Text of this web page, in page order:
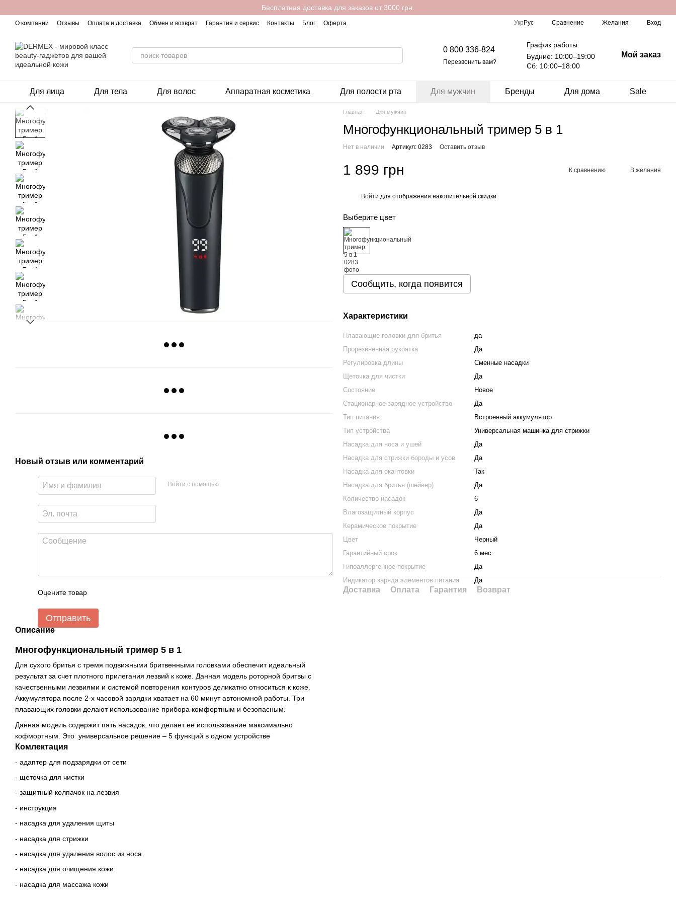
Бесплатная доставка для заказов от 3000 грн.
О компании Отзывы Оплата и доставка Обмен и возврат Гарантия и сервис Контакты Блог Оферта Укр Рус Сравнение Желания Вход
0 800 336-824
Перезвонить вам?
График работы:
Будние: 10:00–19:00
Сб: 10:00–18:00
Мой заказ
Для лица Для тела Для волос Аппаратная косметика Для полости рта Для мужчин Бренды Для дома Sale
Новый отзыв или комментарий
Войти с помощью
Оцените товар
Отправить
Описание
Многофункциональный тример 5 в 1
Для сухого бритья с тремя подвижными бритвенными головками обеспечит идеальный
результат за счет плотного прилегания лезвий к коже. Данная модель роторной бритвы с
качественными лезвиями и системой повторения контуров деликатно относиться к коже.
Аккумулятора после 2-х часовой зарядки хватает на 60 минут автономной работы. Три
плавающих головки делают использование прибора комфортным и безопасным.
Данная модель содержит пять насадок, что делает ее использование максимально
кофмортным. Это универсальное решение – 5 функций в одном устройстве
Комлектация
- адаптер для подзарядки от сети
- щеточка для чистки
- защитный колпачок на лезвия
- инструкция
- насадка для удаления щиты
- насадка для стрижки
- насадка для удаления волос из носа
- насадка для очищения кожи
- насадка для массажа кожи
Главная Для мужчин
Многофункциональный тример 5 в 1
Нет в наличии Артикул: 0283 Оставить отзыв
1 899 грн К сравнению В желания
Войти для отображения накопительной скидки
Выберите цвет
Сообщить, когда появится
Характеристики
Плавающие головки для бритья
да
Прорезиненная рукоятка
Да
Регулировка длины
Сменные насадки
Щеточка для чистки
Да
Состояние
Новое
Стационарное зарядное устройство
Да
Тип питания
Встроенный аккумулятор
Тип устройства
Универсальная машинка для стрижки
Насадка для носа и ушей
Да
Насадка для стрижки бороды и усов
Да
Насадка для окантовки
Так
Насадка для бритья (шейвер)
Да
Количество насадок
6
Влагозащитный корпус
Да
Керамическое покрытие
Да
Цвет
Черный
Гарантийный срок
6 мес.
Гипоаллергенное покрытие
Да
Индикатор заряда элементов питания
Да
Доставка Оплата Гарантия Возврат